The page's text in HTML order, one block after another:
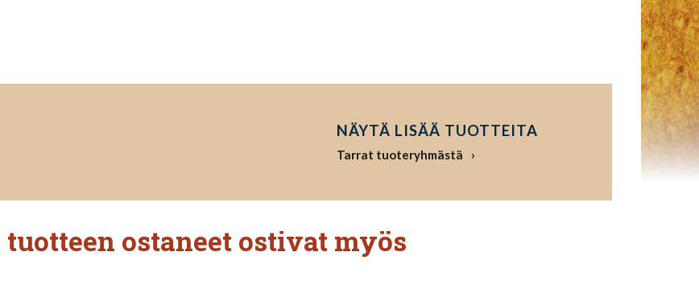
NÄYTÄ LISÄÄ TUOTTEITA
Tarrat tuoteryhmästä
tuotteen ostaneet ostivat myös